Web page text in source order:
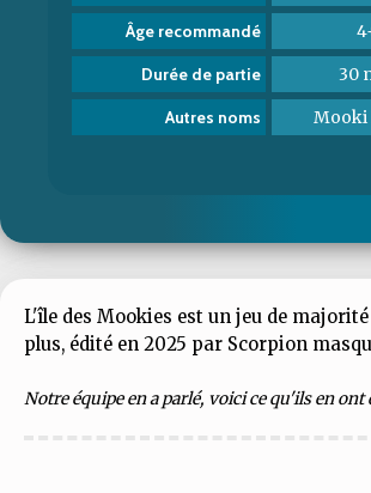
Âge recommandé
Durée de partie 30
Autres noms Mooki
L'île des Mookies est un jeu de majorité
plus, édité en 2025 par Scorpion
Notre équipe en a parlé, voici ce qu'ils en ont